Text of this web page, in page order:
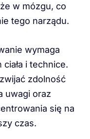
w mózgu, co
tego narządu.
wymaga
i technice.
zdolność
uwagi oraz
się na
czas.